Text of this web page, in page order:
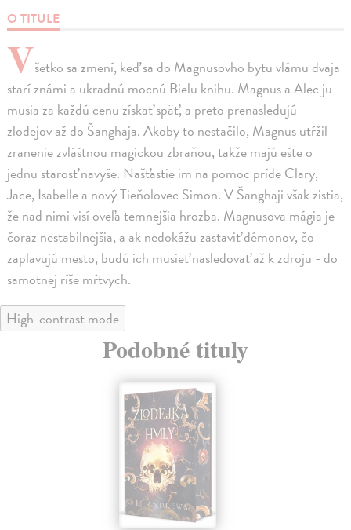
O TITULE
Všetko sa zmení, keď sa do Magnusovho bytu vlámu dvaja
starí známi a ukradnú mocnú Bielu knihu. Magnus a Alec ju
musia za každú cenu získať späť, a preto prenasledujú
zlodejov až do Šanghaja. Akoby to nestačilo, Magnus utŕžil
zranenie zvláštnou magickou zbraňou, takže majú ešte o
jednu starosť navyše. Našťastie im na pomoc príde Clary,
Jace, Isabelle a nový Tieňolovec Simon. V Šanghaji však zistia,
že nad nimi visí oveľa temnejšia hrozba. Magnusova mágia je
čoraz nestabilnejšia, a ak nedokážu zastaviť démonov, čo
zaplavujú mesto, budú ich musieť nasledovať až k zdroju - do
samotnej ríše mŕtvych.
High-contrast mode
Podobné tituly